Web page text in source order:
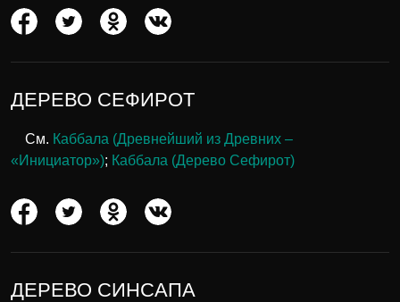
ДЕРЕВО СЕФИРОТ
См. Каббала (Древнейший из Древних –
«Инициатор»); Каббала (Дерево Сефирот)
ДЕРЕВО СИНСАПА